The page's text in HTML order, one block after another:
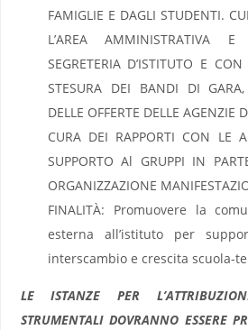
FAMIGLIE E DAGLI STUDENTI.
L’AREA AMMINISTRATIVA E
SEGRETERIA D’ISTITUTO E
STESURA DEI BANDI DI GARA,
DELLE OFFERTE DELLE AGENZIE
CURA DEI RAPPORTI CON LE
SUPPORTO Al GRUPPI IN
ORGANIZZAZIONE
FINALITÀ: Promuovere la
esterna all’istituto per
interscambio e crescita scuola-
LE ISTANZE PER
STRUMENTALI DOVRANNO ESSERE